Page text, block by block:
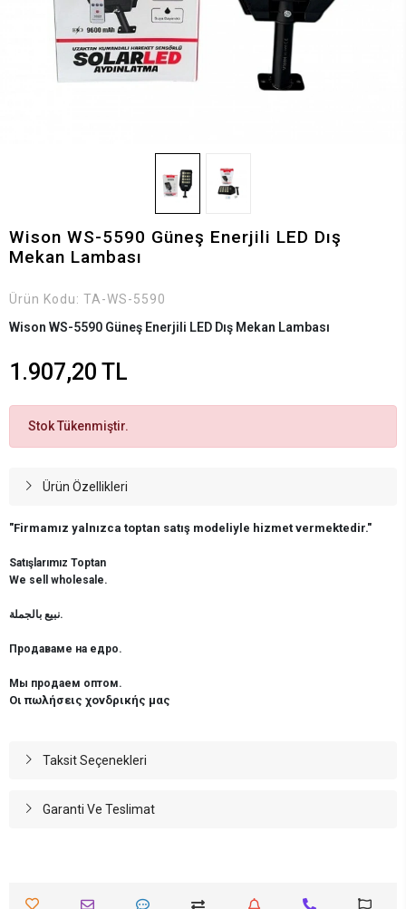
Wison WS-5590 Güneş Enerjili LED Dış
Mekan Lambası
Ürün Kodu: TA-WS-5590
Wison WS-5590 Güneş Enerjili LED Dış Mekan Lambası
1.907,20 TL
Stok Tükenmiştir.
Ürün Özellikleri
"Firmamız yalnızca toptan satış modeliyle hizmet vermektedir."
Satışlarımız Toptan
We sell wholesale.
نبيع بالجملة.
Продаваме на едро.
Мы продаем оптом.
Οι πωλήσεις χονδρικής μας
Taksit Seçenekleri
Garanti Ve Teslimat